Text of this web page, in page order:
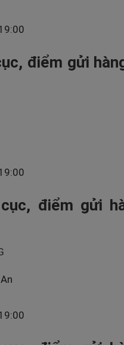
điểm gửi
điểm gửi